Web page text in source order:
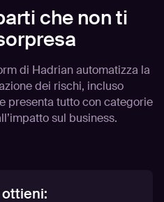
che non ti
di Hadrian automatizza la
dei rischi, incluso
presenta tutto con categorie
sul business.